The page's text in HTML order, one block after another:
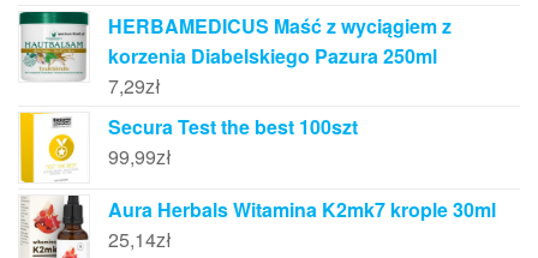
HERBAMEDICUS Maść z wyciągiem z
korzenia Diabelskiego Pazura 250ml
7,29zł
Secura Test the best 100szt
99,99zł
Aura Herbals Witamina K2mk7 krople 30ml
25,14zł